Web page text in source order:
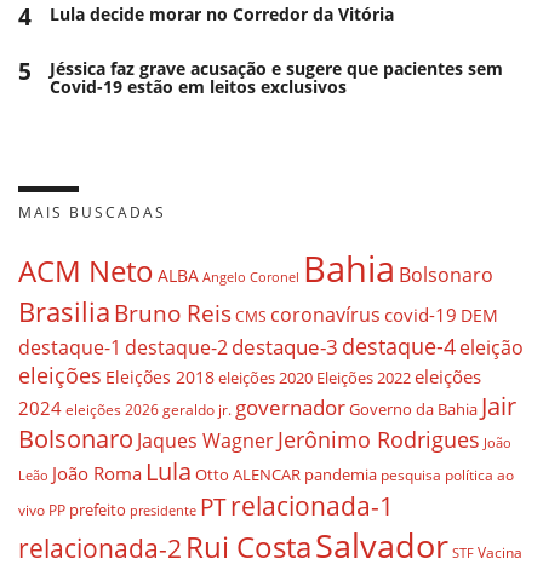
4 Lula decide morar no Corredor da Vitória
5 Jéssica faz grave acusação e sugere que pacientes sem
Covid-19 estão em leitos exclusivos
MAIS BUSCADAS
ACM Neto ALBA Angelo Coronel Bahia Bolsonaro
BrasiliaBruno ReisCMS coronavírus covid-19 DEM
destaque-1 destaque-2destaque-3 destaque-4eleição
eleições Eleições 2018eleições 2020 Eleições 2022eleições
2024 eleições 2026 geraldo jr. governadorGoverno da Bahia Jair
Bolsonaro Jaques WagnerJerônimo Rodrigues João
Leão João Roma Lula Otto ALENCAR pandemia pesquisa política ao
vivo PP prefeito presidente PTrelacionada-1
relacionada-2 Rui CostaSalvador STF Vacina